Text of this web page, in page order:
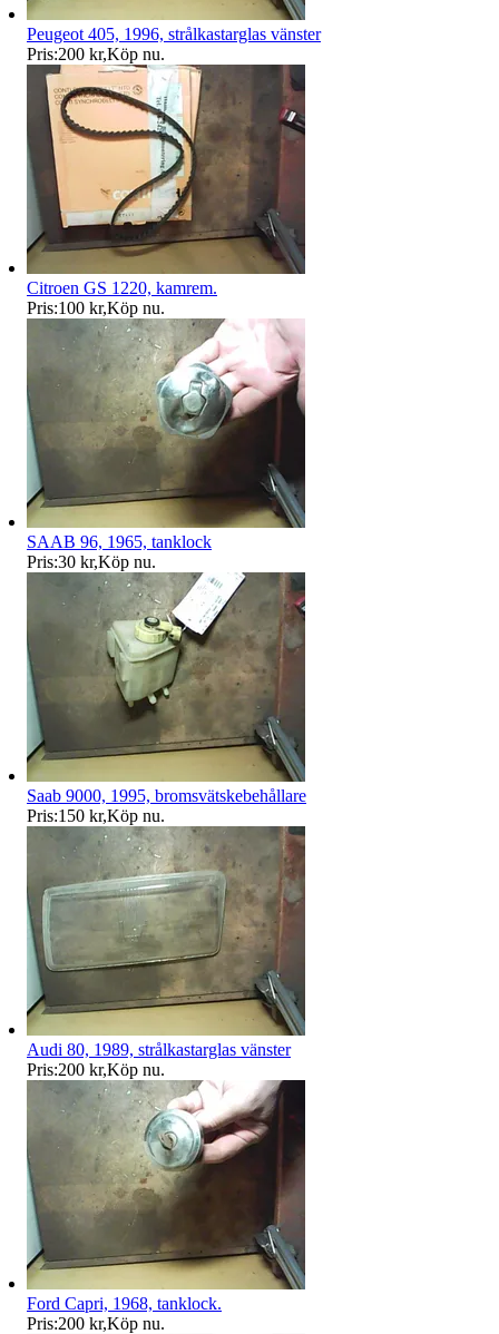
Peugeot 405, 1996, strålkastarglas vänster
Pris:200 kr,Köp nu.
Citroen GS 1220, kamrem.
Pris:100 kr,Köp nu.
SAAB 96, 1965, tanklock
Pris:30 kr,Köp nu.
Saab 9000, 1995, bromsvätskebehållare
Pris:150 kr,Köp nu.
Audi 80, 1989, strålkastarglas vänster
Pris:200 kr,Köp nu.
Ford Capri, 1968, tanklock.
Pris:200 kr,Köp nu.